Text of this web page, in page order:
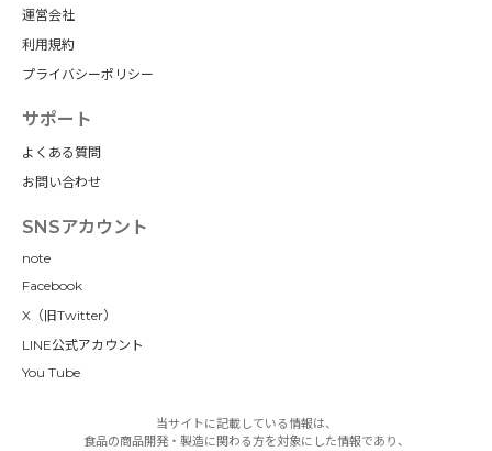
運営会社
利用規約
プライバシーポリシー
サポート
よくある質問
お問い合わせ
SNSアカウント
note
Facebook
X（旧Twitter）
LINE公式アカウント
You Tube
当サイトに記載している情報は、
食品の商品開発・製造に関わる方を対象にした情報であり、